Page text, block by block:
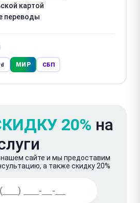
картой
переводы
МИР СБП
20% на
нашем сайте и мы предоставим
а также скидку 20%